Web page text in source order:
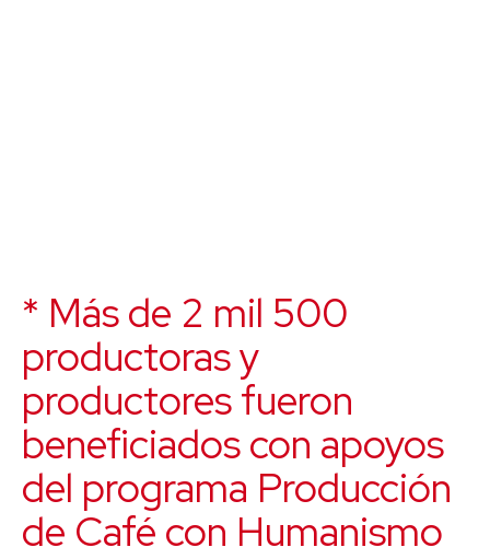
* Más de 2 mil 500
productoras y
productores fueron
beneficiados con apoyos
del programa Producción
de Café con Humanismo